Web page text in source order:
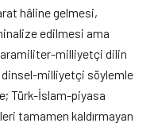
hâline gelmesi,
edilmesi ama
milliyetçi dilin
milliyetçi söylemle
Türk-İslam-piyasa
tamamen kaldırmayan